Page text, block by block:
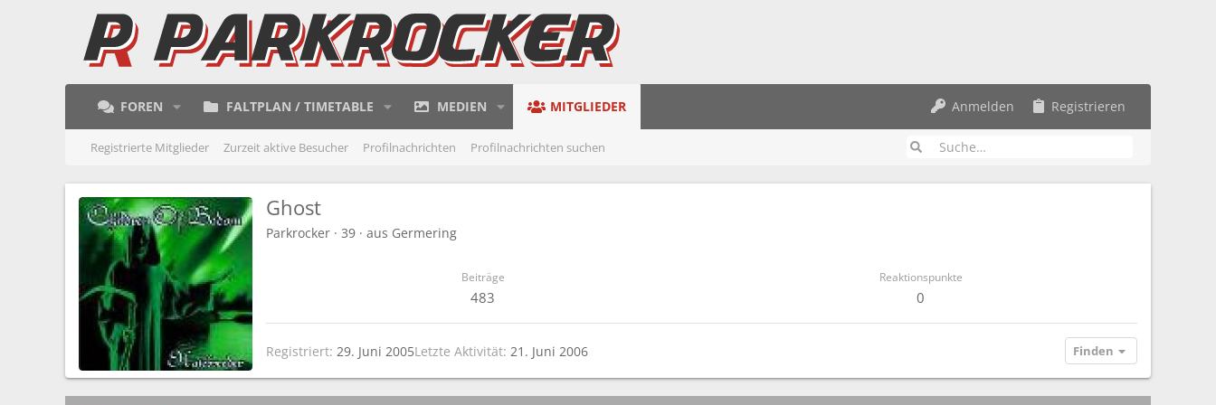
FOREN FALTPLAN / TIMETABLE MEDIEN MITGLIEDER Anmelden Registrieren
Registrierte Mitglieder Zurzeit aktive Besucher Profilnachrichten Profilnachrichten suchen
Ghost
Parkrocker · 39 · aus Germering
Beiträge
483
Reaktionspunkte
0
Registriert 29. Juni 2005Letzte Aktivität 21. Juni 2006 Finden